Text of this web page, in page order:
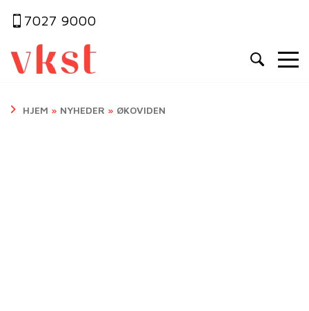
7027 9000
HJEM » NYHEDER » ØKOVIDEN